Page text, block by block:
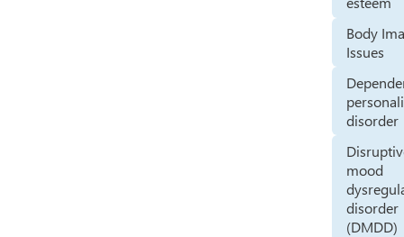
Body
Issues
disorder
mood
disorder
(DMDD)